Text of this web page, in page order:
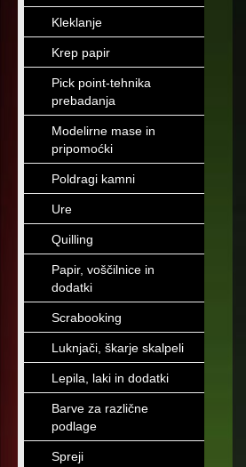
Kleklanje
Krep papir
Pick point-tehnika
prebadanja
Modelirne mase in
pripomoćki
Poldragi kamni
Ure
Quilling
Papir, voščilnice in
dodatki
Scrabooking
Luknjači, škarje skalpeli
Lepila, laki in dodatki
Barve za različne
podlage
Spreji